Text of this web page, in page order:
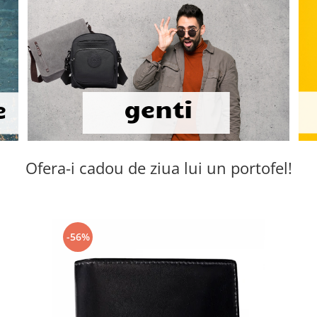
Ofera-i cadou de ziua lui un portofel!
-56%